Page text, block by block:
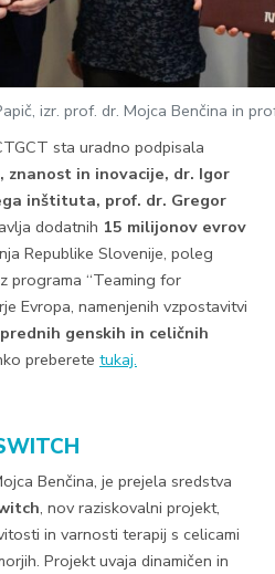
izr. prof. dr. Mojca Benčina in
sta uradno podpisala
znanost in inovacije, dr. Igor
inštituta, prof. dr. Gregor
dodatnih 15 milijonov evrov
Republike Slovenije, poleg
programa “Teaming for
Evropa, namenjenih vzpostavitvi
genskih in celičnih
preberete tukaj.
Benčina, je prejela sredstva
, nov raziskovalni projekt,
in varnosti terapij s celicami
Projekt uvaja dinamičen in